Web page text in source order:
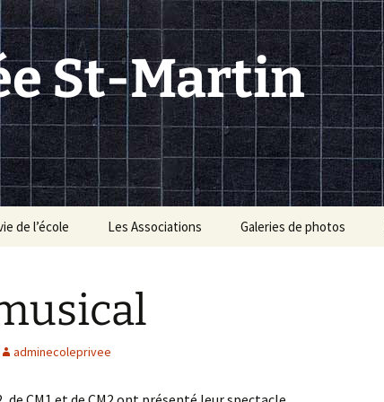
St-Martin
de l’école
menus de la cantine
Les Associations
OGEC : rôle et
Galeries de photos
adminecoleprivee